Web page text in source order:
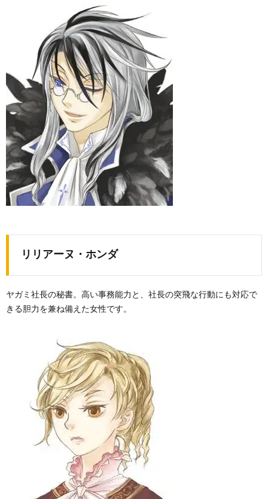
リリアーヌ・ホンダ
ヤガミ社長の秘書。高い事務能力と、社長の突飛な行動にも対応で
きる胆力を兼ね備えた女性です。